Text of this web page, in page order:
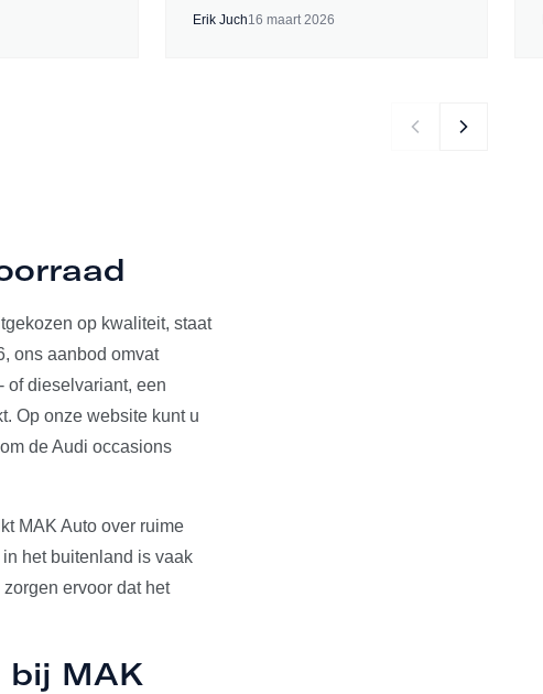
Erik Juch16 maart 2026
op kwaliteit, staat
ons aanbod omvat
of dieselvariant, een
Op onze website kunt u
de Audi occasions
MAK Auto over ruime
het buitenland is vaak
ervoor dat het
bij MAK